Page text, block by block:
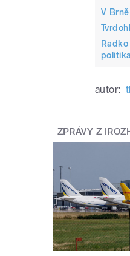
V
politika
autor:
ZPRÁVY Z